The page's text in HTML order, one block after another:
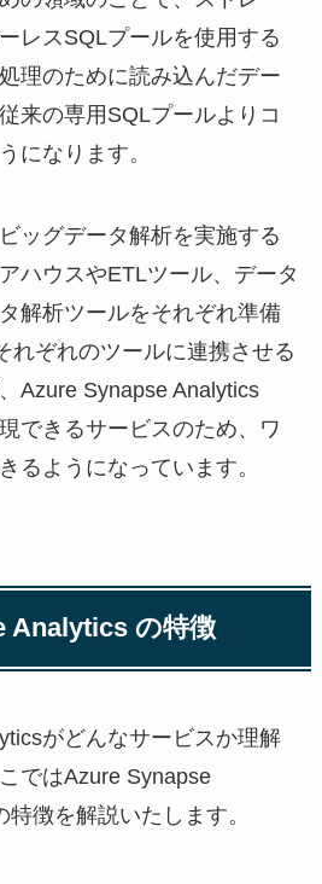
レスSQLプールを使用する
理のために読み込んだデー
来の専用SQLプールよりコ
になります。
ッグデータ解析を実施する
ハウスやETLツール、データ
解析ツールをそれぞれ準備
れぞれのツールに連携させる
Azure Synapse Analytics
できるサービスのため、ワ
るようになっています。
Analytics の特徴
がどんなサービスか理解
ではAzure Synapse
徴を解説いたします。